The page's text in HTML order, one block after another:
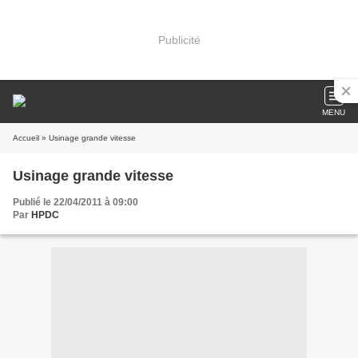
Publicité
MENU
Accueil » Usinage grande vitesse
Usinage grande vitesse
Publié le 22/04/2011 à 09:00
Par HPDC